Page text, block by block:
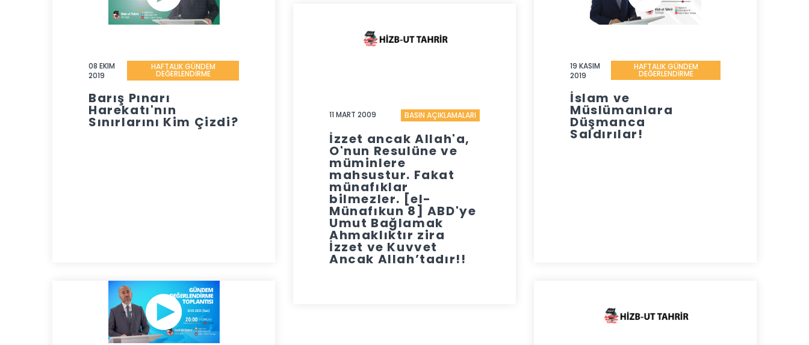
08 EKIM
2019
HAFTALIK GÜNDEM
DEĞERLENDİRME
Barış Pınarı
Harekatı'nın
Sınırlarını Kim Çizdi?
19 KASIM
2019
HAFTALIK GÜNDEM
DEĞERLENDİRME
İslam ve
Müslümanlara
Düşmanca
Saldırılar!
11 MART 2009 BASIN AÇIKLAMALARI
İzzet ancak Allah'a,
O'nun Resulüne ve
müminlere
mahsustur. Fakat
münafıklar
bilmezler. [el-
Münafıkun 8] ABD'ye
Umut Bağlamak
Ahmaklıktır zira
İzzet ve Kuvvet
Ancak Allah’tadır!!